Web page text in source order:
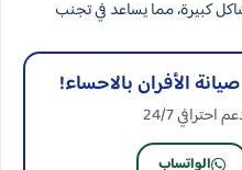
كبيرة، مما يساعد في تجنب
الأفران بالاحساء!
24/7
الواتساب